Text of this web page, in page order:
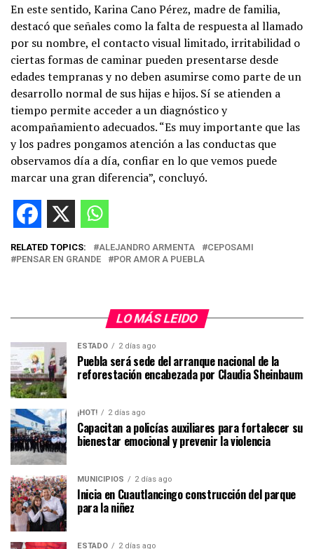
En este sentido, Karina Cano Pérez, madre de familia,
destacó que señales como la falta de respuesta al llamado
por su nombre, el contacto visual limitado, irritabilidad o
ciertas formas de caminar pueden presentarse desde
edades tempranas y no deben asumirse como parte de un
desarrollo normal de sus hijas e hijos. Sí se atienden a
tiempo permite acceder a un diagnóstico y
acompañamiento adecuados. “Es muy importante que las
y los padres pongamos atención a las conductas que
observamos día a día, confiar en lo que vemos puede
marcar una gran diferencia”, concluyó.
RELATED TOPICS: ALEJANDRO ARMENTA
CEPOSAMI
PENSAR EN GRANDE
POR AMOR A PUEBLA
LO MÁS LEIDO
ESTADO 2 días ago
Puebla será sede del arranque nacional de la
reforestación encabezada por Claudia Sheinbaum
¡HOT! 2 días ago
Capacitan a policías auxiliares para fortalecer su
bienestar emocional y prevenir la violencia
MUNICIPIOS 2 días ago
Inicia en Cuautlancingo construcción del parque
para la niñez
ESTADO 2 días ago